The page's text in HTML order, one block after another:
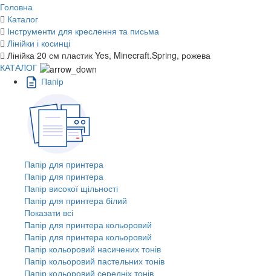
Головна
Каталог
Інструменти для креслення та письма
Лінійки і косинці
Лінійка 20 см пластик Yes, Minecraft.Spring, рожева
КАТАЛОГ
Пaпiр
Папір для принтера
Папір для принтера
Папір високої щільності
Папір для принтера білий
Показати всі
Папір для принтера кольоровий
Папір для принтера кольоровий
Папір кольоровий насичених тонів
Папір кольоровий пастельних тонів
Папір кольоровий середніх тонів